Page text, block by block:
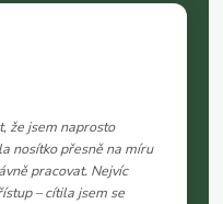
že jsem naprosto
nosítko přesně na míru
pracovat. Nejvíc
– cítila jsem se